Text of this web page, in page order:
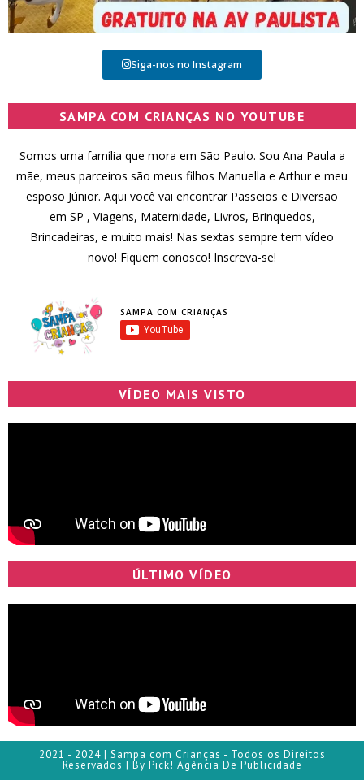
Siga-nos no Instagram
SAMPA COM CRIANÇAS NO YOUTUBE
Somos uma família que mora em São Paulo. Sou Ana Paula a
mãe, meus parceiros são meus filhos Manuella e Arthur e meu
esposo Júnior. Aqui você vai encontrar Passeios e Diversão
em SP , Viagens, Maternidade, Livros, Brinquedos,
Brincadeiras, e muito mais! Nas sextas sempre tem vídeo
novo! Fiquem conosco! Inscreva-se!
SAMPA COM CRIANÇAS
VÍDEO MAIS VISTO
ÚLTIMO VÍDEO
2021 - 2024 | Sampa com Crianças - Todos os Direitos
Reservados | By Pick! Agência De Publicidade